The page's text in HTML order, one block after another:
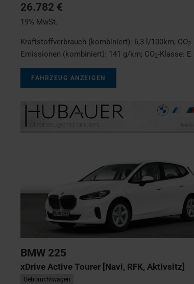
26.782 €
19% MwSt.
Kraftstoffverbrauch (kombiniert): 6,3 l/100km; CO2-
Emissionen (kombiniert): 141 g/km; CO2-Klasse: E
FAHRZEUG ANZEIGEN
BMW 225
xDrive Active Tourer [Navi, RFK, Aktivsitz]
Gebrauchtwagen